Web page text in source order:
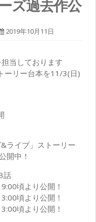
ズ過去作公
2019年10月11日
当しております
ーリー台本を11/3(日)
ライブ」ストーリー
開中！
話
頃より公開！
頃より公開！
頃より公開！